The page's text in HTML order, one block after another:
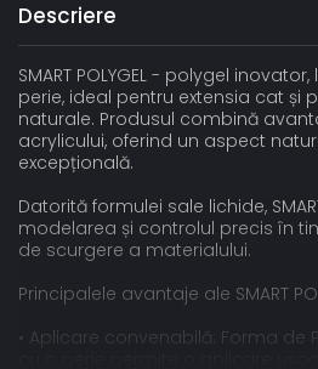
Descriere
SMART POLYGEL - polygel
perie, ideal pentru extensia cat și
naturale. Produsul combină
acrylicului, oferind un aspect
excepțională.
Datorită formulei sale lichide,
modelarea și controlul precis în
de scurgere a materialului.
Principalele avantaje ale SMART
• Aplicare convenabilă: Forma de